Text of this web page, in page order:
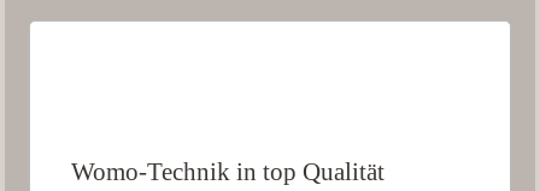
Womo-Technik in top Qualität